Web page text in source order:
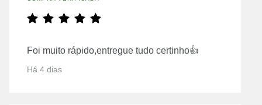
Foi muito rápido,entregue tudo certinho👍
Há 4 dias